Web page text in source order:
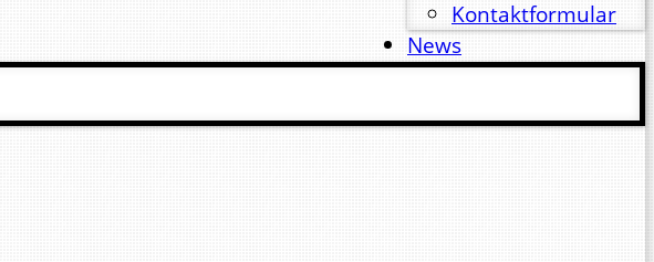
Kontaktformular
News
Impressum